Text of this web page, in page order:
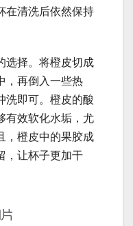
在清洗后依然保持
选择。将橙皮切成
，再倒入一些热
洗即可。橙皮的酸
有效软化水垢，尤
，橙皮中的果胶成
，让杯子更加干